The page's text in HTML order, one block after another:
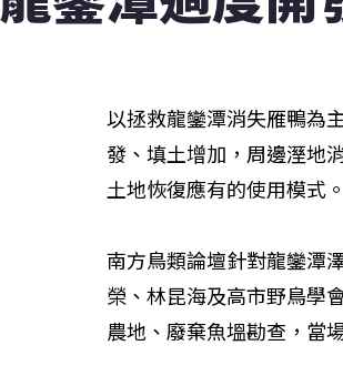
以拯救龍鑾潭消失雁鴨為
發、填土增加，周邊溼地
土地恢復應有的使用模式。
南方鳥類論壇針對龍鑾潭
榮、林昆海及高市野鳥學
農地、廢棄魚塭勘查，當